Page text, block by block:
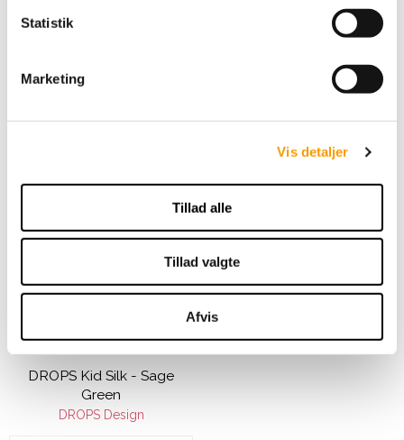
Statistik
Marketing
Vis detaljer
Tillad alle
Tillad valgte
Afvis
Light Yellow
20,00 DKK
DROPS Kid Silk - Sage
Green
DROPS Design